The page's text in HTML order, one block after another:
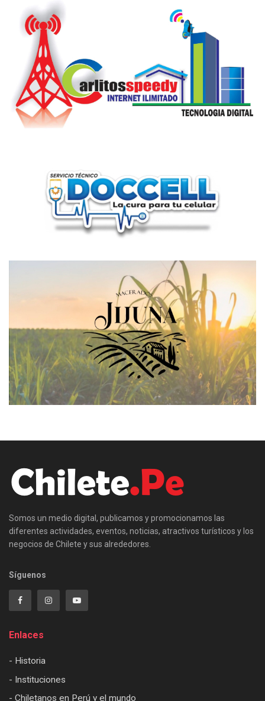
Somos un medio digital, publicamos y promocionamos las
diferentes actividades, eventos, noticias, atractivos turísticos y los
negocios de Chilete y sus alrededores.
Síguenos
Enlaces
- Historia
- Instituciones
- Chiletanos en Perú y el mundo